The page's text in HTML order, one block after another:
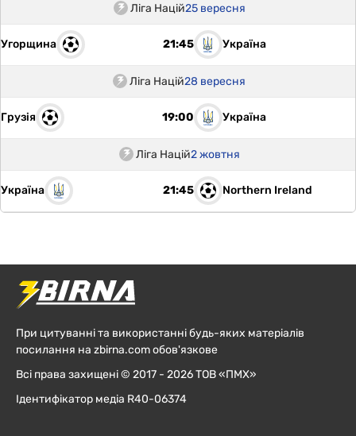
Ліга Націй25 вересня
Угорщина 21:45 Україна
Ліга Націй28 вересня
Грузія 19:00 Україна
Ліга Націй2 жовтня
Україна 21:45 Northern Ireland
При цитуванні та використанні будь-яких матеріалів
посилання на zbirna.com обов'язкове
Всі права захищені © 2017 - 2026 ТОВ «ПМХ»
Ідентифікатор медіа R40-06374